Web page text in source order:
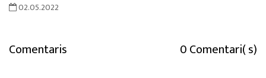
02.05.2022
Comentaris
0 Comentari( s)